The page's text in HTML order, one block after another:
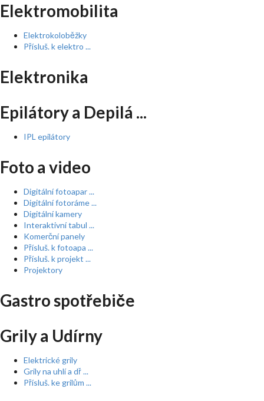
Elektromobilita
Elektrokoloběžky
Přísluš. k elektro ...
Elektronika
Epilátory a Depilá ...
IPL epilátory
Foto a video
Digitální fotoapar ...
Digitální fotoráme ...
Digitální kamery
Interaktivní tabul ...
Komerční panely
Přísluš. k fotoapa ...
Přísluš. k projekt ...
Projektory
Gastro spotřebiče
Grily a Udírny
Elektrické grily
Grily na uhlí a dř ...
Přísluš. ke grilům ...